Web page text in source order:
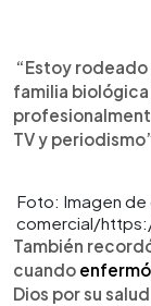
“Estoy
familia
TV y
Foto: Imagen de
comercial/
También
cuando
Dios por su